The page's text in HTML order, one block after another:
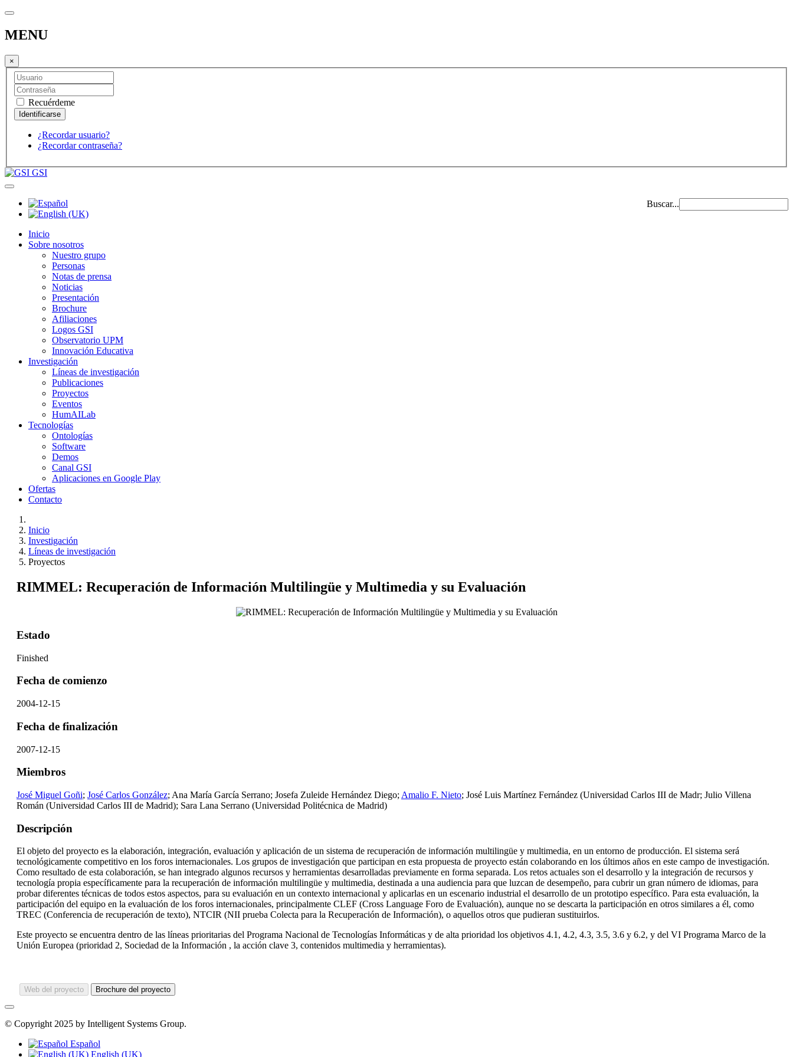
MENU
×
Recuérdeme
¿Recordar usuario?
¿Recordar contraseña?
GSI
Buscar...
Inicio
Sobre nosotros
Nuestro grupo
Personas
Notas de prensa
Noticias
Presentación
Brochure
Afiliaciones
Logos GSI
Observatorio UPM
Innovación Educativa
Investigación
Líneas de investigación
Publicaciones
Proyectos
Eventos
HumAILab
Tecnologías
Ontologías
Software
Demos
Canal GSI
Aplicaciones en Google Play
Ofertas
Contacto
Inicio
Investigación
Líneas de investigación
Proyectos
RIMMEL: Recuperación de Información Multilingüe y Multimedia y su Evaluación
Estado
Finished
Fecha de comienzo
2004-12-15
Fecha de finalización
2007-12-15
Miembros
José Miguel Goñi; José Carlos González; Ana María García Serrano; Josefa Zuleide Hernández Diego; Amalio F. Nieto; José Luis Martínez Fernández (Universidad Carlos III de Madr; Julio Villena
Román (Universidad Carlos III de Madrid); Sara Lana Serrano (Universidad Politécnica de Madrid)
Descripción
El objeto del proyecto es la elaboración, integración, evaluación y aplicación de un sistema de recuperación de información multilingüe y multimedia, en un entorno de producción. El sistema será
tecnológicamente competitivo en los foros internacionales. Los grupos de investigación que participan en esta propuesta de proyecto están colaborando en los últimos años en este campo de investigación.
Como resultado de esta colaboración, se han integrado algunos recursos y herramientas desarrolladas previamente en forma separada. Los retos actuales son el desarrollo y la integración de recursos y
tecnología propia específicamente para la recuperación de información multilingüe y multimedia, destinada a una audiencia para que luzcan de desempeño, para cubrir un gran número de idiomas, para
probar diferentes técnicas de todos estos aspectos, para su evaluación en un contexto internacional y aplicarlas en un escenario industrial el desarrollo de un prototipo específico. Para esta evaluación, la
participación del equipo en la evaluación de los foros internacionales, principalmente CLEF (Cross Language Foro de Evaluación), aunque no se descarta la participación en otros similares a él, como
TREC (Conferencia de recuperación de texto), NTCIR (NII prueba Colecta para la Recuperación de Información), o aquellos otros que pudieran sustituirlos.
Este proyecto se encuentra dentro de las líneas prioritarias del Programa Nacional de Tecnologías Informáticas y de alta prioridad los objetivos 4.1, 4.2, 4.3, 3.5, 3.6 y 6.2, y del VI Programa Marco de la
Unión Europea (prioridad 2, Sociedad de la Información , la acción clave 3, contenidos multimedia y herramientas).
Web del proyecto Brochure del proyecto
© Copyright 2025 by Intelligent Systems Group.
Español
English (UK)